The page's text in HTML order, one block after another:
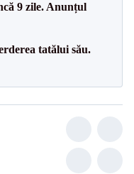
9 zile. Anunțul
tatălui său.